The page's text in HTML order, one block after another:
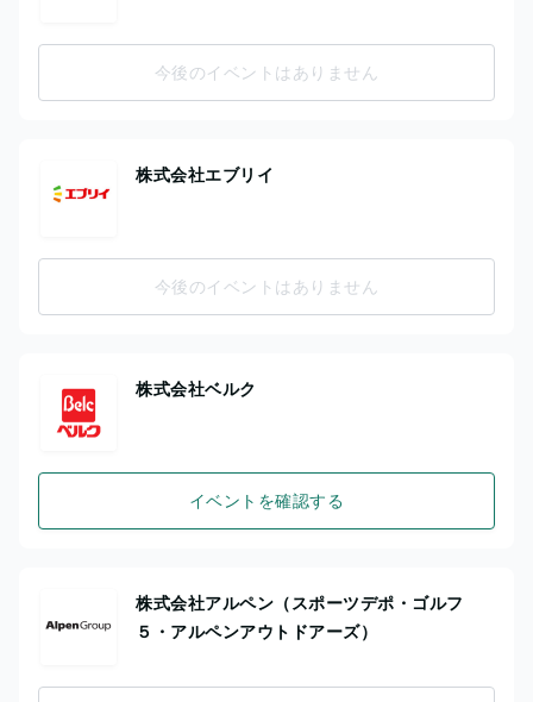
今後のイベントはありません
株式会社エブリイ
今後のイベントはありません
株式会社ベルク
イベントを確認する
株式会社アルペン（スポーツデポ・ゴルフ
５・アルペンアウトドアーズ）